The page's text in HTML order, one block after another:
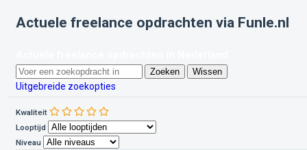
Actuele freelance opdrachten via Funle.nl
Zoeken Wissen
Uitgebreide zoekopties
Kwaliteit
Looptijd
Niveau